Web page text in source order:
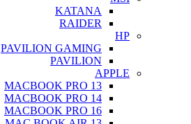
KATANA
RAIDER
HP
PAVILION GAMING
PAVILION
APPLE
MACBOOK PRO 13
MACBOOK PRO 14
MACBOOK PRO 16